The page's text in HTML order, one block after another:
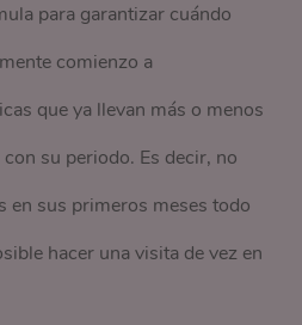
para garantizar cuándo
comienzo a
que ya llevan más o menos
su periodo. Es decir, no
en sus primeros meses todo
hacer una visita de vez en